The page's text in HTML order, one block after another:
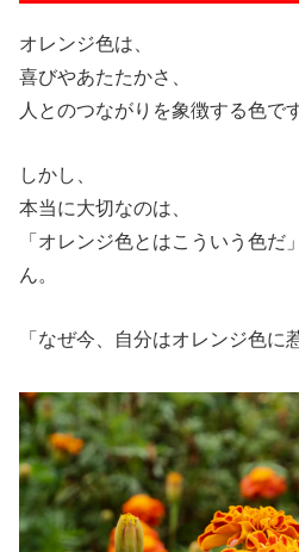
オレンジ色は、
喜びやあたたかさ、
人とのつながりを象徴する色です
しかし、
本当に大切なのは、
「オレンジ色とはこういう色
ん。
「なぜ今、自分はオレンジ色に